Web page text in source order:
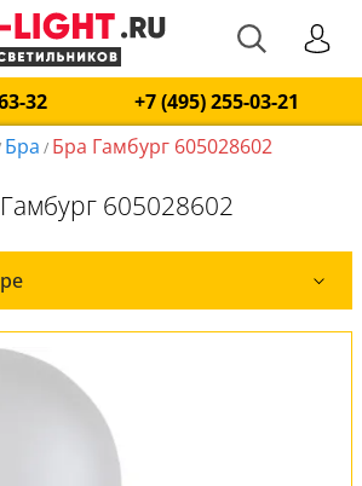
32
+7 (495) 255-03-21
Бра / Бра Гамбург 605028602
605028602
лампочек